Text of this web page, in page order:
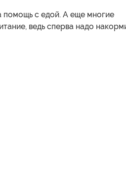
помощь с едой. А еще многие
ведь сперва надо